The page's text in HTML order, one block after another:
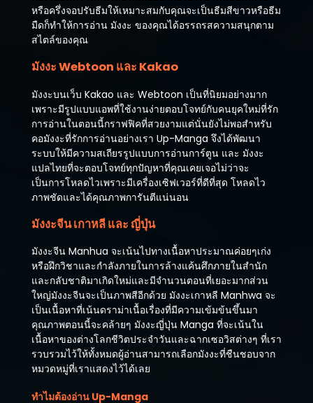
หรือครึ่งจอปรับธีมให้เหมาะสมกับคุณจะเป็นธีมสีขาวหรือธีม
มืดก็ทำให้การอ่าน มังงะ ของคุณได้อรรถรสความสนุกตาม
สไตล์ของคุณ
มังงะ Webtoon และ Kakao
มังงะบนเว็บ Kakao และ Webtoon เป็นที่นิยมอย่างมาก
เพราะมีรูปแบบแอพที่ใช้งานง่ายตอบโจทย์กับคนยุคใหม่ที่รัก
การอ่านในตอนนี้กราฟฟิคที่สวยงามแต่นั่นยังไม่พอสำหรับ
คอมังงะที่รักการอ่านอย่างเรา Up-Manga จึงได้พัฒนา
ระบบให้มีความสเถียรรูปแบบการอ่านการ์ตูน และ มังงะ
แปลไทยที่จะตอบโจทย์ทุกปัญหาที่คุณเคยเจอไม่ว่าจะ
เป็นการโหลดไวเพราะมีเครื่องเซิฟเวอร์ที่ดีที่สุด โหลดไว
ภาพชัดและได้คุณภาพการันตีแน่นอน
มังงะจีน เกาหลี และ ญี่ปุ่น
มังงะจีน Manhua จะเน้นไปทางเนื้อหาประมาณค่อยๆเก่ง
หรือฝึกวิชาและกำลังภายในการล้างแค้นศึกภายในสำนัก
และกลับชาติมาเกิดใหม่และมีจำนวนตอนที่เยอะมากส่วน
ใหญ่มังงะจีนจะเป็นภาพสีอีกด้วย มังงะเกาหลี Manhwa จะ
เป็นเนื้อหาที่เน้นดราม่าเนื้อเรื่องที่มีความเข้มข้นขึ้นมา
คุณภาพตอนนี้จะคล้ายๆ มังงะญี่ปุ่น Manga ที่จะเน้นใน
เนื้อหาของต่างโลกชีวิตประจำวันและฉากเซอวิสต่างๆ ที่เรา
รวบรวมไว้ให้ทั้งหมดผู้อ่านสามารถเลือกมังงะที่ชืนชอบจาก
หมวดหมู่ที่เราแสดงไว้ได้เลย
ทำไมต้องอ่าน Up-Manga